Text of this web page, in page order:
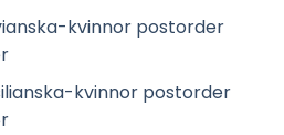
kvinnor postorder
kvinnor postorder